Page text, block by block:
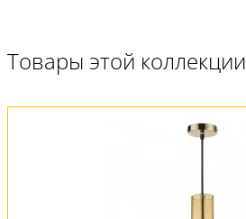
Товары этой коллекции